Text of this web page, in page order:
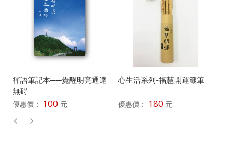
禪語筆記本──覺醒明亮通達
無碍
優惠價： 100 元
心生活系列-福慧開運籤筆
優惠價： 180 元